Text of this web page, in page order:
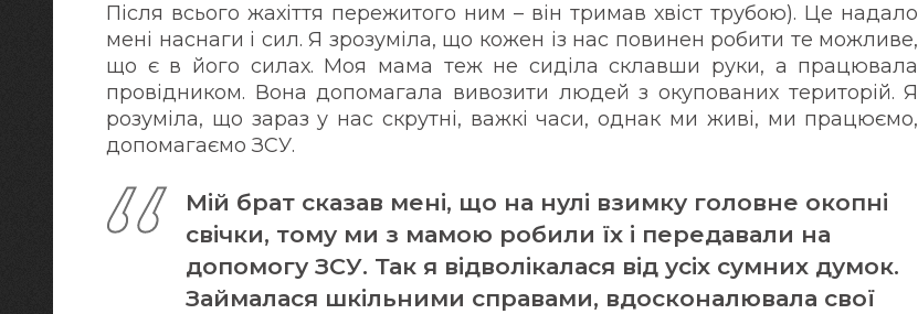
Після всього жахіття пережитого ним – він тримав хвіст трубою). Це надало
мені наснаги і сил. Я зрозуміла, що кожен із нас повинен робити те можливе,
що є в його силах. Моя мама теж не сиділа склавши руки, а працювала
провідником. Вона допомагала вивозити людей з окупованих територій. Я
розуміла, що зараз у нас скрутні, важкі часи, однак ми живі, ми працюємо,
допомагаємо ЗСУ.
Мій брат сказав мені, що на нулі взимку головне окопні
свічки, тому ми з мамою робили їх і передавали на
допомогу ЗСУ. Так я відволікалася від усіх сумних думок.
Займалася шкільними справами, вдосконалювала свої